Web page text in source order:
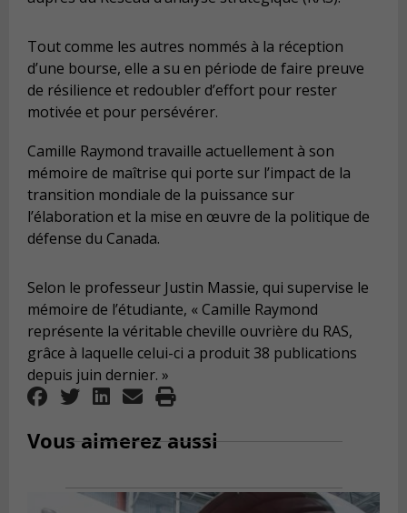
Tout comme les autres nommés à la réception
d’une bourse, elle a su en période de faire preuve
de résilience et redoubler d’effort pour rester
motivée et pour persévérer.
Camille Raymond travaille actuellement à son
mémoire de maîtrise qui porte sur l’impact de la
transition mondiale de la puissance sur
l’élaboration et la mise en œuvre de la politique de
défense du Canada.
Selon le professeur Justin Massie, qui supervise le
mémoire de l’étudiante, « Camille Raymond
représente la véritable cheville ouvrière du RAS,
grâce à laquelle celui-ci a produit 38 publications
depuis juin dernier. »
Vous aimerez aussi